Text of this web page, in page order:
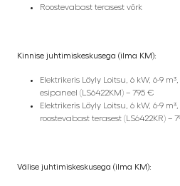
Roostevabast terasest võrk
Kinnise juhtimiskeskusega (ilma KM):
Elektrikeris Löyly Loitsu, 6 kW, 6-9
esipaneel (LS6422KM) – 795 €
Elektrikeris Löyly Loitsu, 6 kW, 6-9
roostevabast terasest (LS6422KR) –
Välise juhtimiskeskusega (ilma KM):